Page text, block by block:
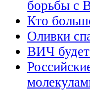
борьбы с
Кто
Оливки
ВИЧ